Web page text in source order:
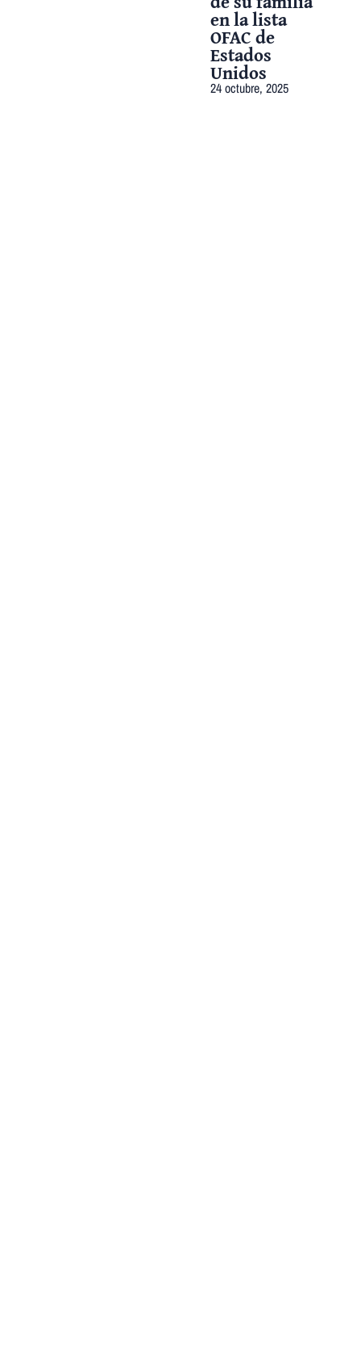
en la lista
OFAC de
Estados
Unidos
24 octubre, 2025